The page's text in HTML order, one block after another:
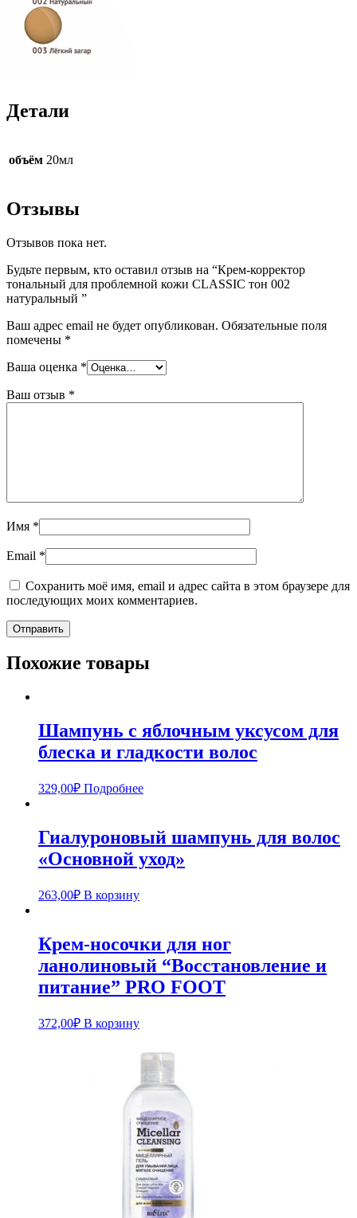
Детали
объём 20мл
Отзывы
Отзывов пока нет.
Будьте первым, кто оставил отзыв на “Крем-корректор
тональный для проблемной кожи CLASSIC тон 002
натуральный ”
Ваш адрес email не будет опубликован. Обязательные поля
помечены *
Ваша оценка *
Ваш отзыв *
Имя *
Email *
Сохранить моё имя, email и адрес сайта в этом браузере для
последующих моих комментариев.
Похожие товары
Шампунь с яблочным уксусом для
блеска и гладкости волос
329,00₽ Подробнее
Гиалуроновый шампунь для волос
«Основной уход»
263,00₽ В корзину
Крем-носочки для ног
ланолиновый “Восстановление и
питание” PRO FOOT
372,00₽ В корзину